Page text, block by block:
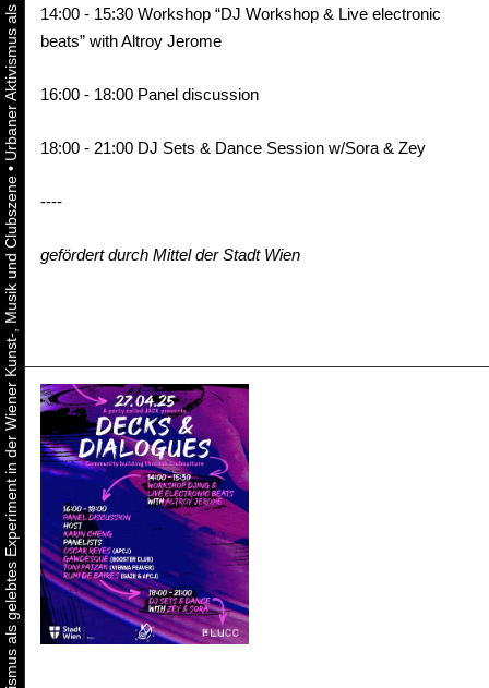
Urbaner Aktivismus als gelebtes Experiment in der Wiener Kunst-, Musik und Clubszene
•
14:00 - 15:30 Workshop “DJ Workshop & Live electronic
beats” with Altroy Jerome
16:00 - 18:00 Panel discussion
18:00 - 21:00 DJ Sets & Dance Session w/Sora & Zey
----
gefördert durch Mittel der Stadt Wien